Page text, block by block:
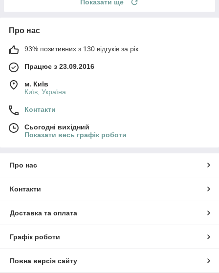
Показати ще
Про нас
93% позитивних з 130 відгуків за рік
Працює з 23.09.2016
м. Київ
Київ, Україна
Контакти
Сьогодні вихідний
Показати весь графік роботи
Про нас
Контакти
Доставка та оплата
Графік роботи
Повна версія сайту